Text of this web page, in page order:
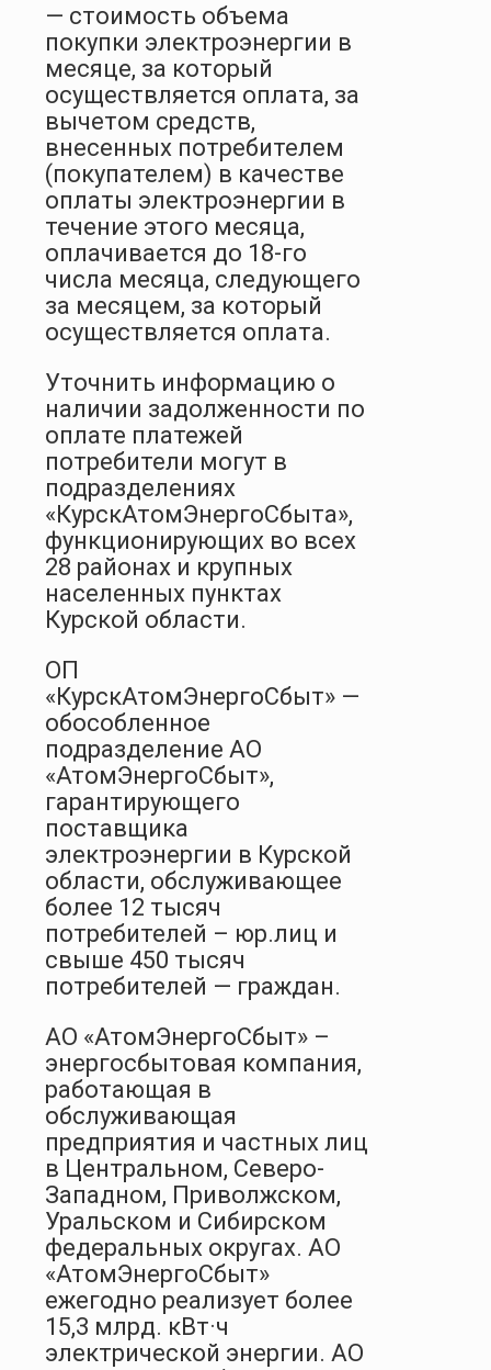
— стоимость объема
покупки электроэнергии в
месяце, за который
осуществляется оплата, за
вычетом средств,
внесенных потребителем
(покупателем) в качестве
оплаты электроэнергии в
течение этого месяца,
оплачивается до 18-го
числа месяца, следующего
за месяцем, за который
осуществляется оплата.
Уточнить информацию о
наличии задолженности по
оплате платежей
потребители могут в
подразделениях
«КурскАтомЭнергоСбыта»,
функционирующих во всех
28 районах и крупных
населенных пунктах
Курской области.
ОП
«КурскАтомЭнергоСбыт» —
обособленное
подразделение АО
«АтомЭнергоСбыт»,
гарантирующего
поставщика
электроэнергии в Курской
области, обслуживающее
более 12 тысяч
потребителей – юр.лиц и
свыше 450 тысяч
потребителей — граждан.
АО «АтомЭнергоСбыт» –
энергосбытовая компания,
работающая в
обслуживающая
предприятия и частных лиц
в Центральном, Северо-
Западном, Приволжском,
Уральском и Сибирском
федеральных округах. АО
«АтомЭнергоСбыт»
ежегодно реализует более
15,3 млрд. кВт·ч
электрической энергии. АО